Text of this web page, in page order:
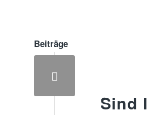
Beiträge
Sind